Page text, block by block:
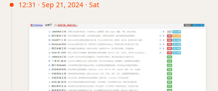
12:31 · Sep 21, 2024 · Sat